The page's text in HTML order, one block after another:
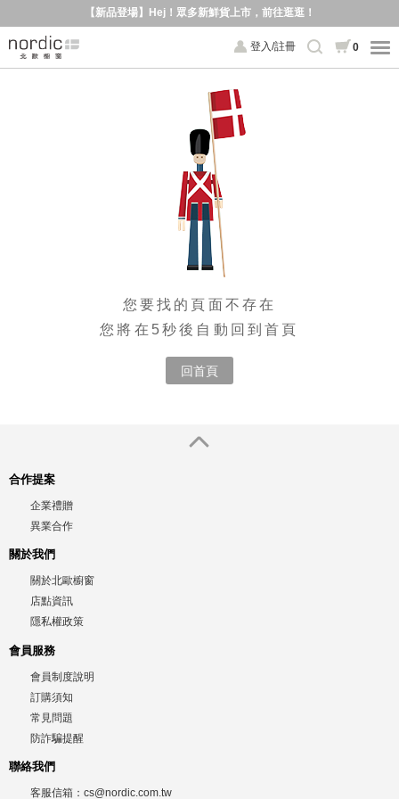
【新品登場】Hej！眾多新鮮貨上市，前往逛逛！
登入/註冊 0
您要找的頁面不存在
您將在5秒後自動回到首頁
回首頁
合作提案
企業禮贈
異業合作
關於我們
關於北歐櫥窗
店點資訊
隱私權政策
會員服務
會員制度說明
訂購須知
常見問題
防詐騙提醒
聯絡我們
客服信箱： cs@nordic.com.tw